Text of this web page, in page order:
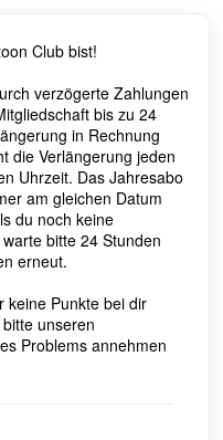
Club bist!
verzögerte Zahlungen
bis zu 24
in Rechnung
die Verlängerung jeden
Uhrzeit. Das Jahresabo
am gleichen Datum
du noch keine
bitte 24 Stunden
erneut.
keine Punkte bei dir
unseren
Problems annehmen